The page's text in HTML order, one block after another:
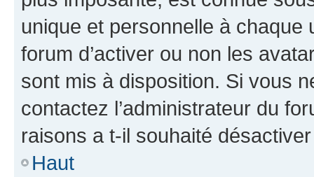
unique et personnelle à chaque
forum d’activer ou non les
sont mis à disposition. Si vous
contactez l’administrateur du
raisons a t-il souhaité
Haut